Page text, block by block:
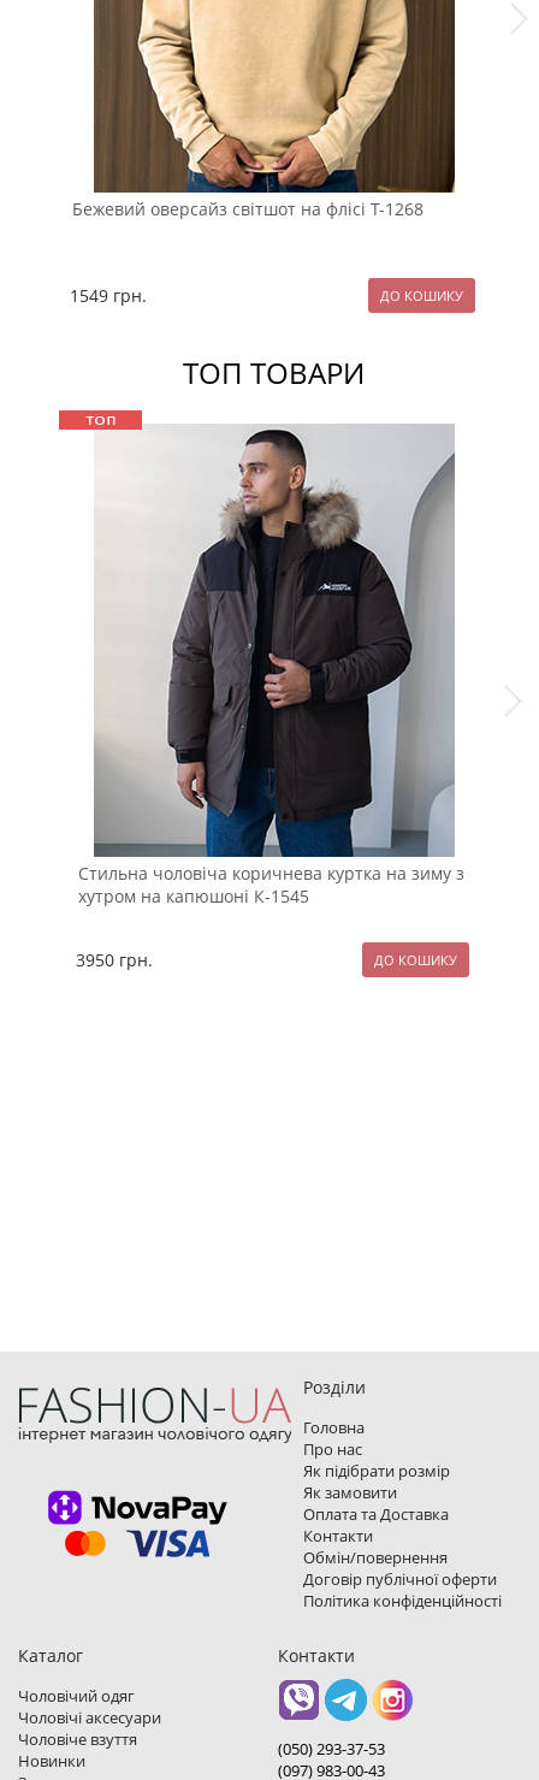
Бежевий оверсайз світшот на флісі Т-1268
1549 грн.
ТОП ТОВАРИ
Стильна чоловіча коричнева куртка на зиму з
хутром на капюшоні К-1545
3950 грн.
Розділи
Головна
Про нас
Як підібрати розмір
Як замовити
Оплата та Доставка
Контакти
Обмін/повернення
Договір публічної оферти
Політика конфіденційності
Каталог
Чоловічий одяг
Чоловічі аксесуари
Чоловіче взуття
Новинки
Контакти
(050) 293-37-53
(097) 983-00-43